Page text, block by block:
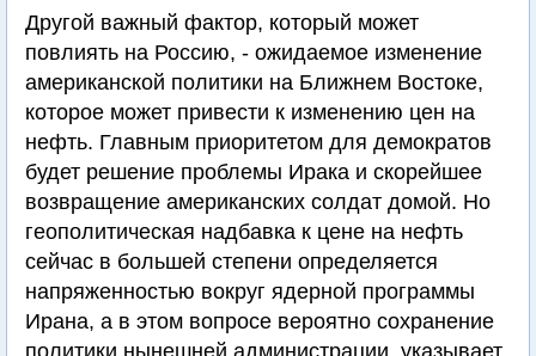
Другой важный фактор, который может
повлиять на Россию, - ожидаемое изменение
американской политики на Ближнем Востоке,
которое может привести к изменению цен на
нефть. Главным приоритетом для демократов
будет решение проблемы Ирака и скорейшее
возвращение американских солдат домой. Но
геополитическая надбавка к цене на нефть
сейчас в большей степени определяется
напряженностью вокруг ядерной программы
Ирана, а в этом вопросе вероятно сохранение
политики нынешней администрации, указывает